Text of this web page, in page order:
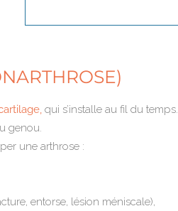
qui s’installe au fil du temps.
genou.
une arthrose :
entorse, lésion méniscale),